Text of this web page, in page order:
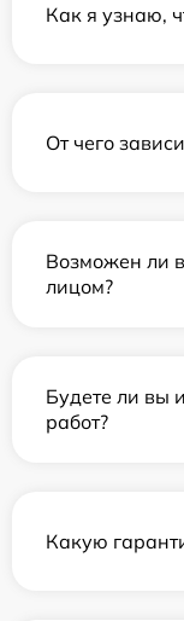
Как я узнаю,
От чего
Возможен ли
лицом?
Будете ли вы
работ?
Какую